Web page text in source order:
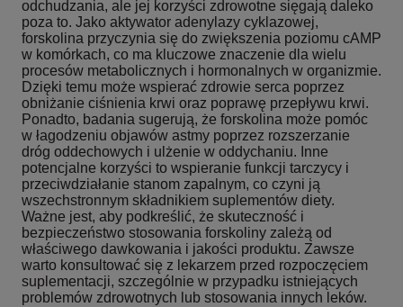
odchudzania, ale jej korzyści zdrowotne sięgają daleko
poza to. Jako aktywator adenylazy cyklazowej,
forskolina przyczynia się do zwiększenia poziomu cAMP
w komórkach, co ma kluczowe znaczenie dla wielu
procesów metabolicznych i hormonalnych w organizmie.
Dzięki temu może wspierać zdrowie serca poprzez
obniżanie ciśnienia krwi oraz poprawę przepływu krwi.
Ponadto, badania sugerują, że forskolina może pomóc
w łagodzeniu objawów astmy poprzez rozszerzanie
dróg oddechowych i ulżenie w oddychaniu. Inne
potencjalne korzyści to wspieranie funkcji tarczycy i
przeciwdziałanie stanom zapalnym, co czyni ją
wszechstronnym składnikiem suplementów diety.
Ważne jest, aby podkreślić, że skuteczność i
bezpieczeństwo stosowania forskoliny zależą od
właściwego dawkowania i jakości produktu. Zawsze
warto konsultować się z lekarzem przed rozpoczęciem
suplementacji, szczególnie w przypadku istniejących
problemów zdrowotnych lub stosowania innych leków.